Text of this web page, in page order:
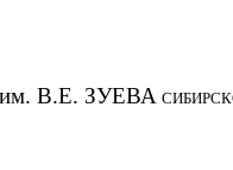
им. В.Е. ЗУЕВА